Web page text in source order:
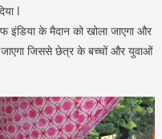
l
इंडिया के मैदान को खोला जाएगा और
जिससे छेत्र के बच्चों और युवाओं